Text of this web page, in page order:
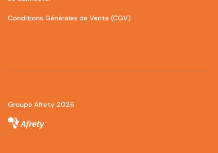
Conditions Générales de Vente (CGV)
Groupe Afrety 2026